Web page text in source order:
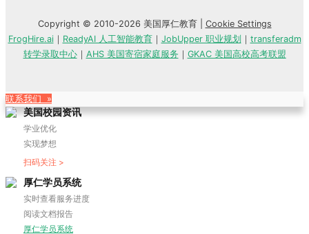
Copyright © 2010-2026 美国厚仁教育 | Cookie Settings
FrogHire.ai｜ ReadyAI 人工智能教育｜ JobUpper 职业规划 ｜ transferadm
转学录取中心｜ AHS 美国寄宿家庭服务 ｜ GKAC 美国高校高考联盟
联系我们 »
美国校园资讯
学业优化
实现梦想
扫码关注 >
厚仁学员系统
实时查看服务进度
阅读文档报告
厚仁学员系统